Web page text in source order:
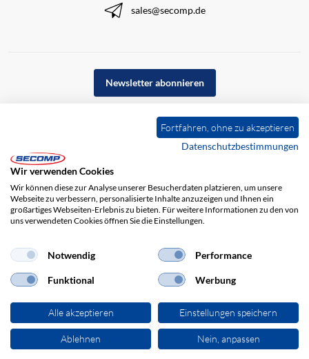
sales@secomp.de
Newsletter abonnieren
Impressum Haftungsausschluss
© 2026 SECOMP Electronic Components GmbH. Alle Rechte vorbehalten.
powered by polynorm
Fortfahren, ohne zu akzeptieren
Datenschutzbestimmungen
Wir verwenden Cookies
Wir können diese zur Analyse unserer Besucherdaten platzieren, um unsere
Webseite zu verbessern, personalisierte Inhalte anzuzeigen und Ihnen ein
großartiges Webseiten-Erlebnis zu bieten. Für weitere Informationen zu den von
uns verwendeten Cookies öffnen Sie die Einstellungen.
Notwendig Performance
Funktional Werbung
Alle akzeptieren Einstellungen speichern
Ablehnen Nein, anpassen